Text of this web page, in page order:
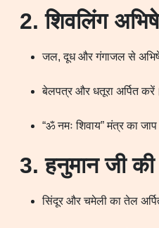
2. शिवलिंग
जल, दूध और गंगाजल से
बेलपत्र और धतूरा अर्पित करें।
“ॐ नमः शिवाय” मंत्र का
3. हनुमान जी की
सिंदूर और चमेली का तेल